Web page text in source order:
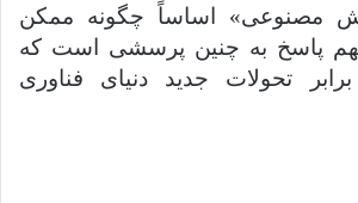
مصنوعی» اساساً چگونه ممکن
پاسخ به چنین پرسشی است که
تحولات جدید دنیای فناوری